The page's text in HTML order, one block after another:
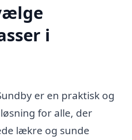
i
er en praktisk og
for alle, der
lækre og sunde